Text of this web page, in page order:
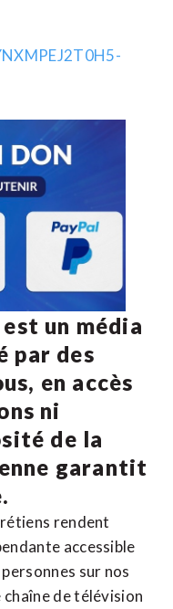
un média
par des
en accès
ni
de la
garantit
rendent
accessible
sur nos
chaîne de télévision